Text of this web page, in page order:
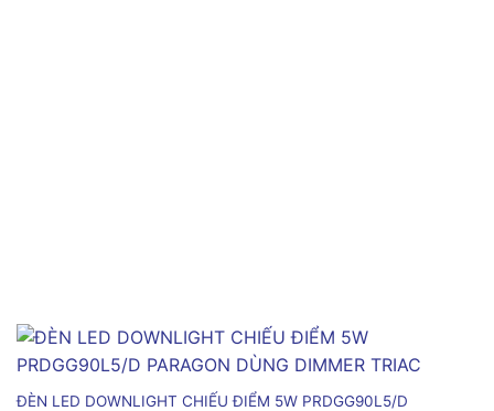
ĐÈN LED DOWNLIGHT CHIẾU ĐIỂM 5W PRDGG90L5/D